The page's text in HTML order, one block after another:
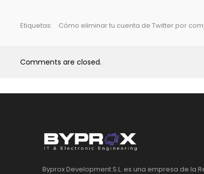
Etiquetas: Cómo eliminar tu cuenta de Twitter por
Comments are closed.
Byprox Development S.L. es una empresa de la